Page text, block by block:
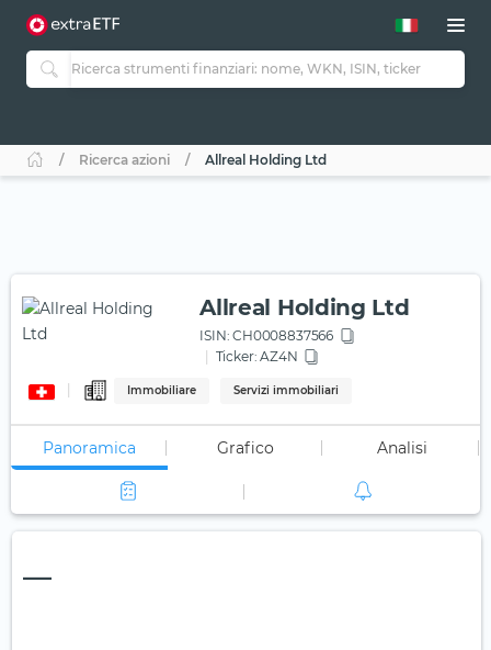
Ricerca azioni Allreal Holding Ltd
Allreal Holding Ltd
ISIN: CH0008837566
Ticker: AZ4N
Immobiliare Servizi immobiliari
Panoramica Grafico Analisi
—